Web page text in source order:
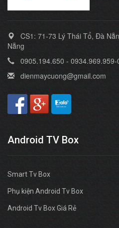
CS1: 71-73 Lý Thái Tổ, Đà
Nẵng
0905.194.650 - 0934.969.959-
dienmaycuong@gmail.com
Android TV Box
Smart Tv Box
Phụ kiện Android Tv Box
Android Tv Box Giá Rẻ